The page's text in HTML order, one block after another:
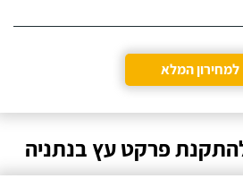
למחירון המלא
פרקט עץ בנתניה